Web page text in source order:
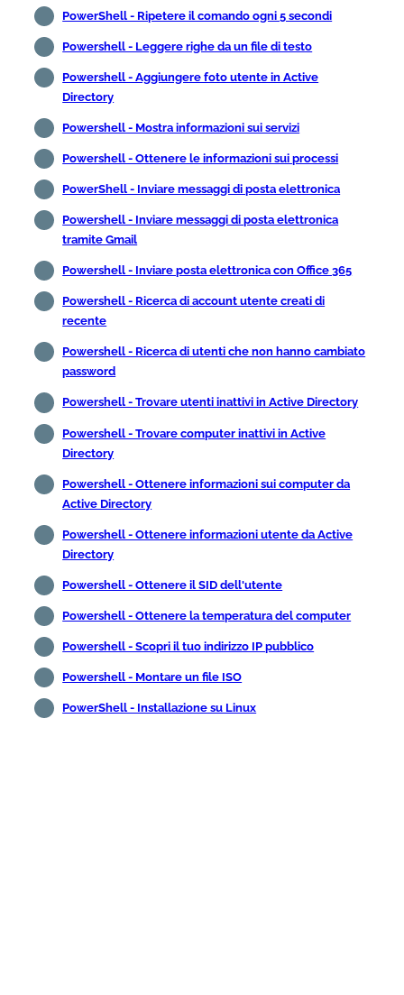
PowerShell - Ripetere il comando ogni 5 secondi
Powershell - Leggere righe da un file di testo
Powershell - Aggiungere foto utente in Active
Directory
Powershell - Mostra informazioni sui servizi
Powershell - Ottenere le informazioni sui processi
PowerShell - Inviare messaggi di posta elettronica
Powershell - Inviare messaggi di posta elettronica
tramite Gmail
Powershell - Inviare posta elettronica con Office 365
Powershell - Ricerca di account utente creati di
recente
Powershell - Ricerca di utenti che non hanno cambiato
password
Powershell - Trovare utenti inattivi in Active Directory
Powershell - Trovare computer inattivi in Active
Directory
Powershell - Ottenere informazioni sui computer da
Active Directory
Powershell - Ottenere informazioni utente da Active
Directory
Powershell - Ottenere il SID dell'utente
Powershell - Ottenere la temperatura del computer
Powershell - Scopri il tuo indirizzo IP pubblico
Powershell - Montare un file ISO
PowerShell - Installazione su Linux